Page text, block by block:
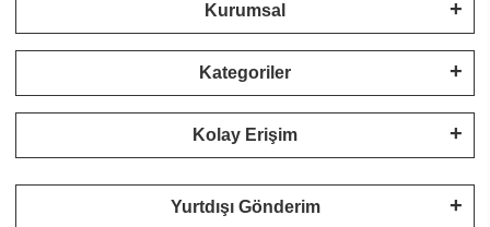
Kurumsal
Kategoriler
Kolay Erişim
Yurtdışı Gönderim